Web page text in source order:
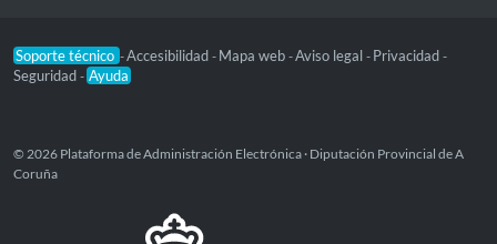
Soporte técnico -Accesibilidad - Mapa web -Aviso legal - Privacidad -
Seguridad - Ayuda
© 2026 Plataforma de Administración Electrónica · Diputación Provincial de A
Coruña